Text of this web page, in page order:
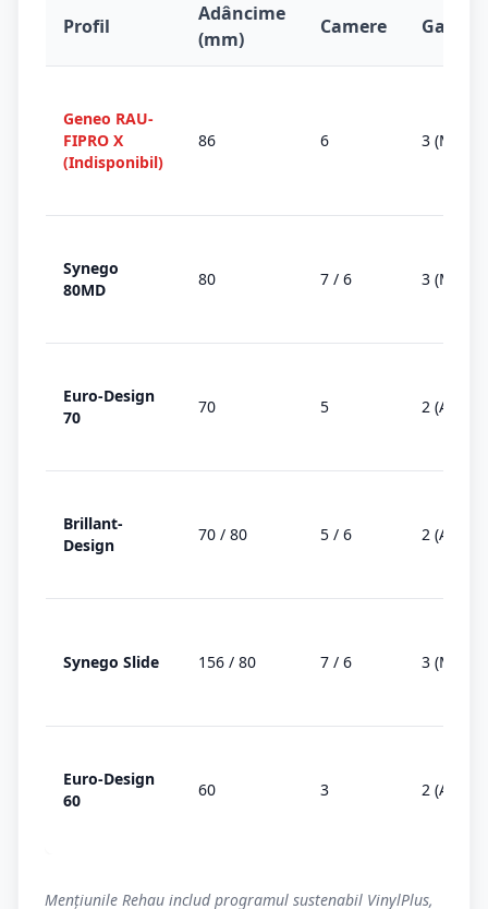
Profil
Adâncime
(mm)
Camere
Geneo RAU-
FIPRO X
(Indisponibil)
86 6 3 (MD)
Synego
80MD
80 7 / 6 3 (MD)
Euro-Design
70
70 5 2 (AD)
Brillant-
Design
70 / 80 5 / 6 2 (AD)
Synego Slide 156 / 80 7 / 6 3 (MD)
Euro-Design
60
60 3 2 (AD)
Mențiunile Rehau includ programul sustenabil VinylPlus,